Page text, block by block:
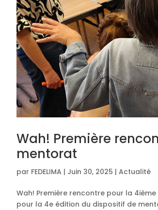
Wah! Première
mentorat
par FEDELIMA | Juin 30, 2025 | Actualité
Wah! Première rencontre pour la
pour la 4e édition du dispositif de